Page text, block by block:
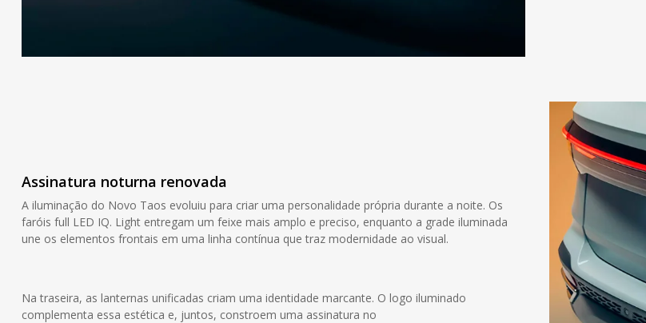
Assinatura noturna renovada
A iluminação do Novo Taos evoluiu para criar uma personalidade própria durante a noite. Os
faróis full LED IQ. Light entregam um feixe mais amplo e preciso, enquanto a grade iluminada
une os elementos frontais em uma linha contínua que traz modernidade ao visual.
Na traseira, as lanternas unificadas criam uma identidade marcante. O logo iluminado
complementa essa estética e, juntos, constroem uma assinatura no